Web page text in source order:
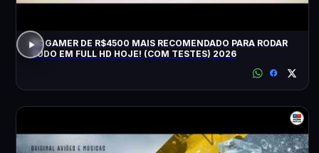
PC GAMER DE R$4500 MAIS RECOMENDADO PARA RODAR
TUDO EM FULL HD HOJE! (COM TESTES) 2026